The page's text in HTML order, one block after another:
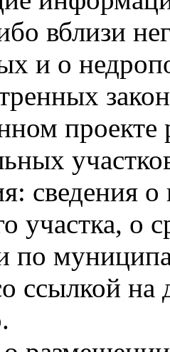
вблизи
и о
проекте
сведения
участка, о
по
ссылкой